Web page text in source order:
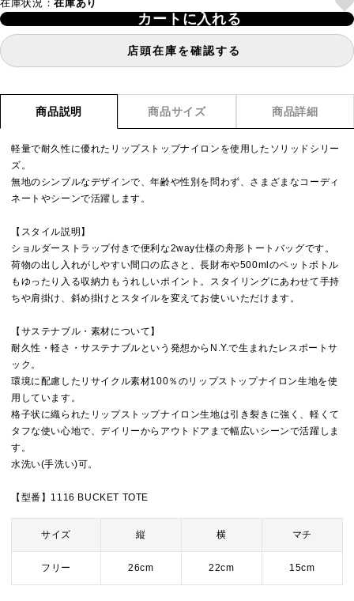
在庫状況：在庫あり
カートに入れる
店頭在庫を確認する
商品説明 商品サイズ 商品詳細
軽量で耐久性に優れたリップストップナイロンを使用したソリッドシリー
ズ。
無地のシンプルなデザインで、年齢や性別を問わず、さまざまなコーディ
ネートやシーンで活躍します。
【スタイル説明】
ショルダーストラップ付きで便利な2way仕様の舟形トートバッグです。
荷物の出し入れがしやすい間口の広さと、長財布や500mlのペットボトル
もゆったり入る収納力もうれしいポイント。スタイリングにあわせて手持
ちや肩掛け、斜め掛けとスタイルを変えてお使いいただけます。
【サステナブル・素材について】
耐久性・軽さ・サステナブルという発想からN.Y.で生まれたレスポートサ
ック。
環境に配慮したリサイクル素材100％のリップストップナイロン生地を使
用しています。
格子状に織られたリップストップナイロン生地は引き裂きに強く、軽くて
タフな使い心地で、デイリーからアウトドアまで幅広いシーンで活躍しま
す。
水洗い(手洗い)可。
【型番】1116 BUCKET TOTE
サイズ 縦 横 マチ
フリー 26cm 22cm 15cm